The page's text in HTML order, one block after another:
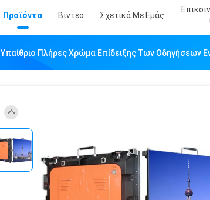
Προϊόντα Βίντεο Σχετικά Με Εμάς
Υπαίθριο Πλήρες Χρώμα Επίδειξης Των Οδηγήσεων